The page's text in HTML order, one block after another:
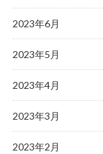
2023年6月
2023年5月
2023年4月
2023年3月
2023年2月